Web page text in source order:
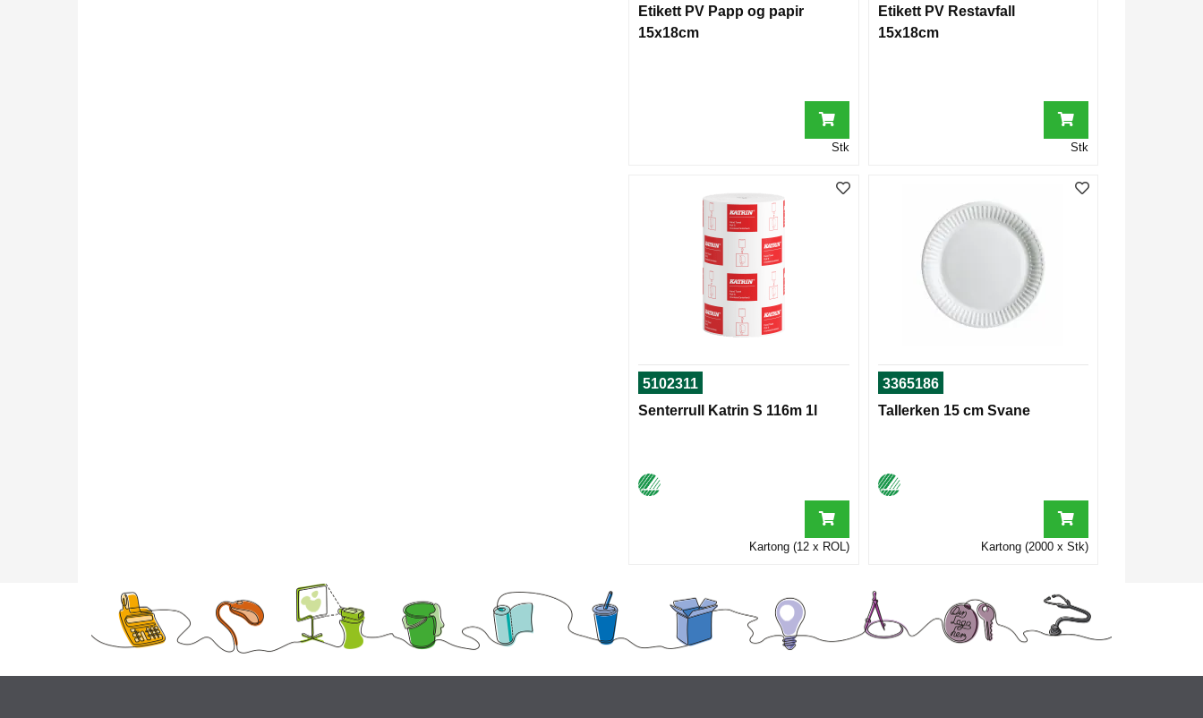
Etikett PV Papp og papir
15x18cm
Stk
Etikett PV Restavfall
15x18cm
Stk
5102311
Senterrull Katrin S 116m 1l
Kartong (12 x ROL)
3365186
Tallerken 15 cm Svane
Kartong (2000 x Stk)